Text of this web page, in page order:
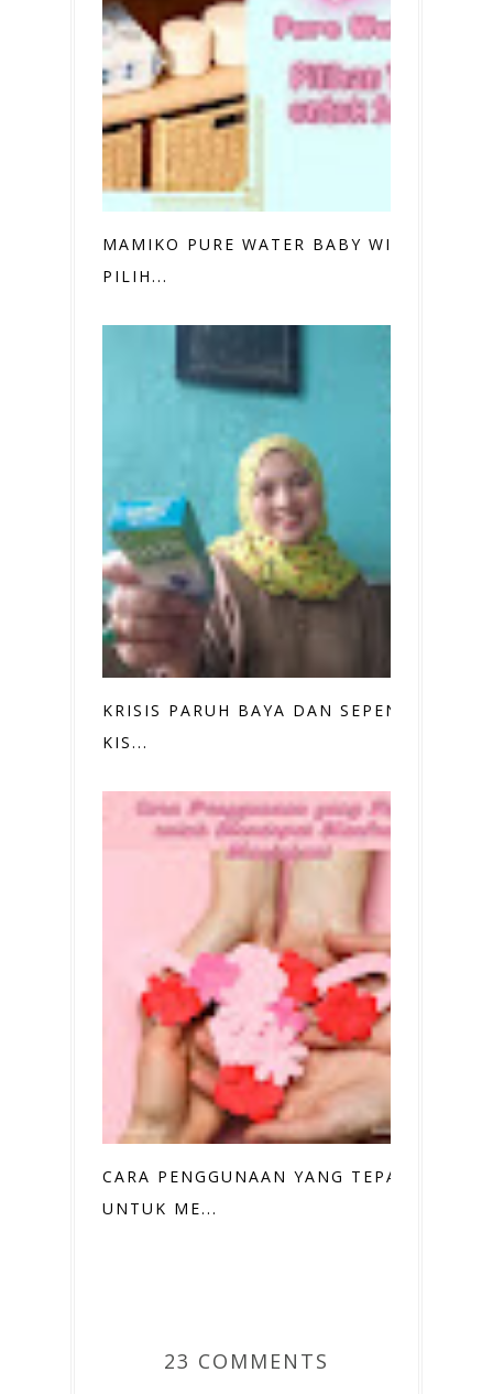
MAMIKO PURE WATER BABY WIPES,
PILIH...
KRISIS PARUH BAYA DAN SEPENGGAL
KIS...
CARA PENGGUNAAN YANG TEPAT
UNTUK ME...
23 COMMENTS